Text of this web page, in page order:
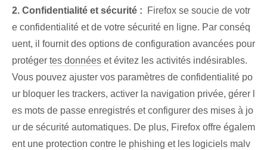
2. Confidentialité et sécurité : ⁤ Firefox se soucie de votr
e confidentialité et de votre sécurité en ligne. Par conséq
uent, il fournit des options de configuration avancées pour
protéger tes données et évitez les activités indésirables.
Vous pouvez ajuster vos paramètres de confidentialité po
ur bloquer les trackers, activer la navigation privée, gérer l
es mots de passe enregistrés et configurer des mises à jo
ur de sécurité automatiques. De plus, Firefox offre égalem
ent une protection contre le phishing et les logiciels malv